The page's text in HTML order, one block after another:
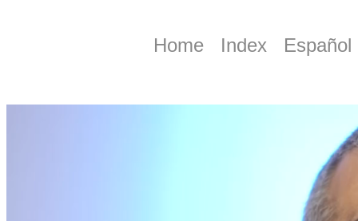
Home Index Español